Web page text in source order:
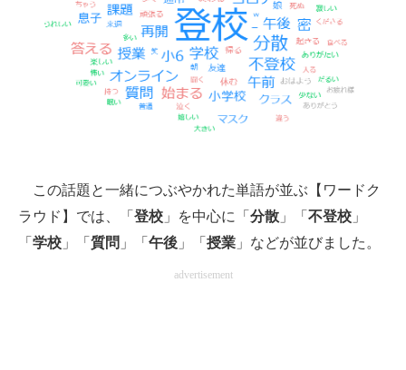
エネルギーの専門メディア
建設×テクノロジーの最前線
ちょっと気になるネットの話題
この話題と一緒につぶやかれた単語が並ぶ【ワードク
ラウド】では、「 登校 」を中心に「 分散 」「 不登校 」
「 学校 」「 質問 」「 午後 」「 授業 」などが並びました。
advertisement